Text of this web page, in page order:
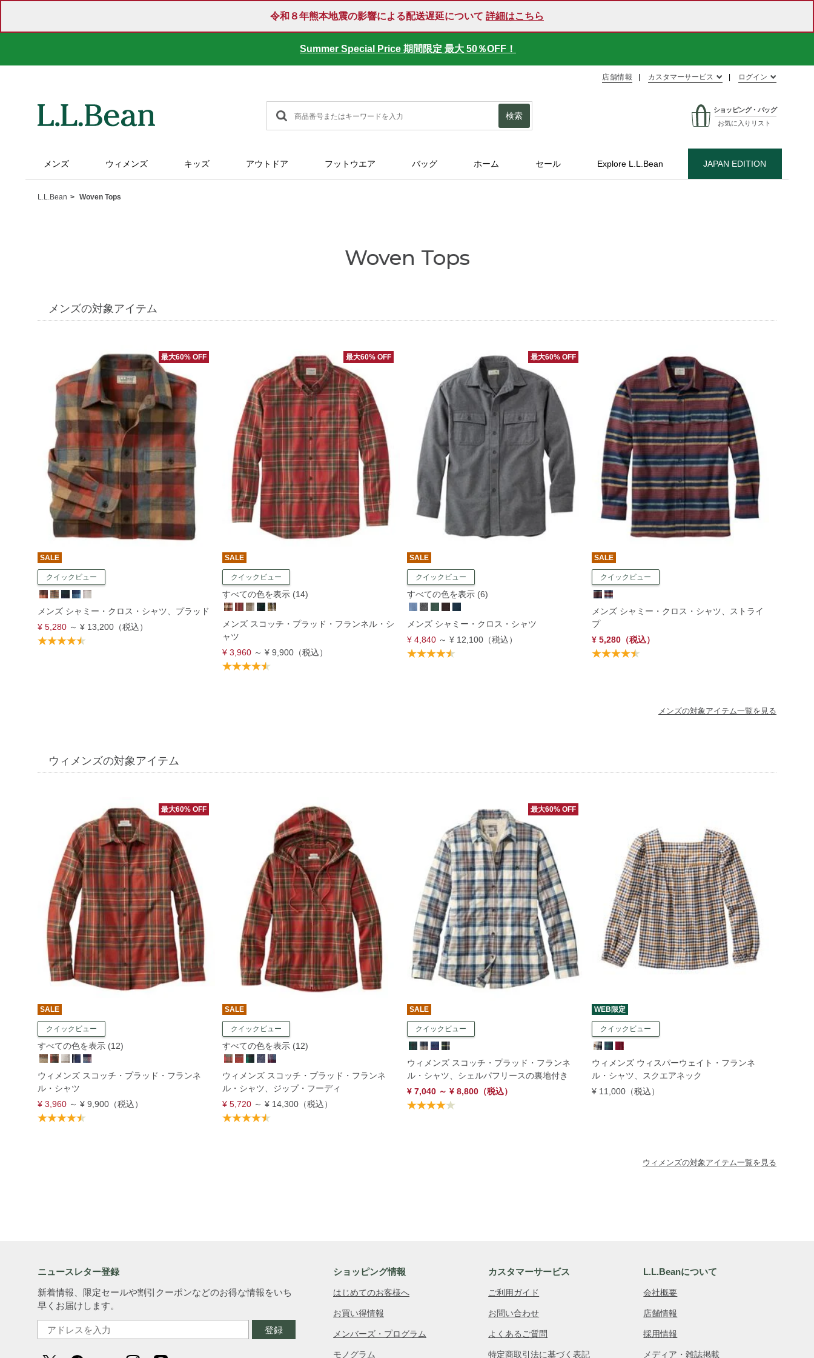
令和８年熊本地震の影響による配送遅延について 詳細はこちら
Summer Special Price 期間限定 最大 50％OFF！
店舗情報 カスタマーサービス ログイン
検索
ショッピング・バッグ
お気に入りリスト
メンズ ウィメンズ キッズ アウトドア フットウエア バッグ ホーム セール Explore L.L.Bean JAPAN EDITION
L.L.Bean Woven Tops
Woven Tops
メンズの対象アイテム
最大60% OFF
SALE
クイックビュー
メンズ シャミー・クロス・シャツ、プラッド
¥ 5,280 ～ ¥ 13,200 （税込）
最大60% OFF
SALE
クイックビュー
すべての色を表示 (14)
メンズ スコッチ・プラッド・フランネル・シ
ャツ
¥ 3,960～ ¥ 9,900（税込）
最大60% OFF
SALE
クイックビュー
すべての色を表示 (6)
メンズ シャミー・クロス・シャツ
¥ 4,840～ ¥ 12,100（税込）
SALE
クイックビュー
メンズ シャミー・クロス・シャツ、ストライ
プ
¥ 5,280（税込）
メンズの対象アイテム一覧を見る
ウィメンズの対象アイテム
最大60% OFF
SALE
クイックビュー
すべての色を表示 (12)
ウィメンズ スコッチ・プラッド・フランネ
ル・シャツ
¥ 3,960 ～ ¥ 9,900 （税込）
SALE
クイックビュー
すべての色を表示 (12)
ウィメンズ スコッチ・プラッド・フランネ
ル・シャツ、ジップ・フーディ
¥ 5,720～ ¥ 14,300（税込）
最大60% OFF
SALE
クイックビュー
ウィメンズ スコッチ・プラッド・フランネ
ル・シャツ、シェルパフリースの裏地付き
¥ 7,040 ～ ¥ 8,800（税込）
WEB限定
クイックビュー
ウィメンズ ウィスパーウェイト・フランネ
ル・シャツ、スクエアネック
¥ 11,000（税込）
ウィメンズの対象アイテム一覧を見る
ニュースレター登録
新着情報、限定セールや割引クーポンなどのお得な情報をいち
早くお届けします。
登録
ショッピング情報
はじめてのお客様へ
お買い得情報
メンバーズ・プログラム
モノグラム
カスタマーサービス
ご利用ガイド
お問い合わせ
よくあるご質問
特定商取引法に基づく表記
L.L.Beanについて
会社概要
店舗情報
採用情報
メディア・雑誌掲載